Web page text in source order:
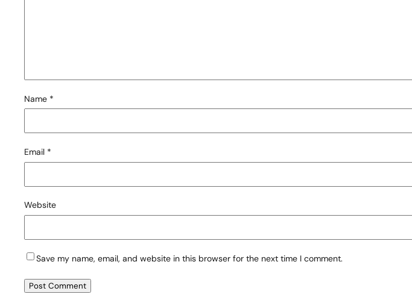
Name *
Email *
Website
Save my name, email, and website in this browser for the next time I comment.